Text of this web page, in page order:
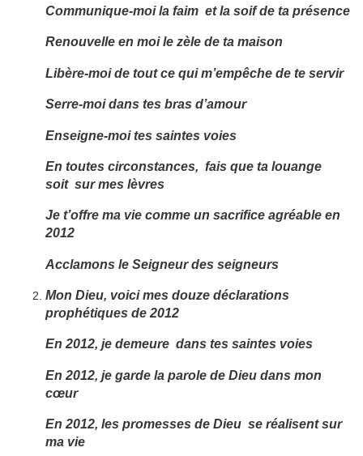
Communique-moi la faim et la soif de ta présence
Renouvelle en moi le zèle de ta maison
Libère-moi de tout ce qui m’empêche de te servir
Serre-moi dans tes bras d’amour
Enseigne-moi tes saintes voies
En toutes circonstances, fais que ta louange
soit sur mes lèvres
Je t’offre ma vie comme un sacrifice agréable en
2012
Acclamons le Seigneur des seigneurs
Mon Dieu, voici mes douze déclarations
prophétiques de 2012
En 2012, je demeure dans tes saintes voies
En 2012, je garde la parole de Dieu dans mon
cœur
En 2012, les promesses de Dieu se réalisent sur
ma vie